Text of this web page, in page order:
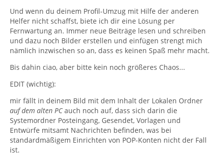
Und wenn du deinem Profil-Umzug mit Hilfe der anderen
Helfer nicht schaffst, biete ich dir eine Lösung per
Fernwartung an. Immer neue Beiträge lesen und schreiben
und dazu noch Bilder erstellen und einfügen strengt mich
nämlich inzwischen so an, dass es keinen Spaß mehr macht.
Bis dahin ciao, aber bitte kein noch größeres Chaos...
EDIT (wichtig):
mir fällt in deinem Bild mit dem Inhalt der Lokalen Ordner
auf dem alten PCauch noch auf, dass sich darin die
Systemordner Posteingang, Gesendet, Vorlagen und
Entwürfe mitsamt Nachrichten befinden, was bei
standardmäßigem Einrichten von POP-Konten nicht der Fall
ist.